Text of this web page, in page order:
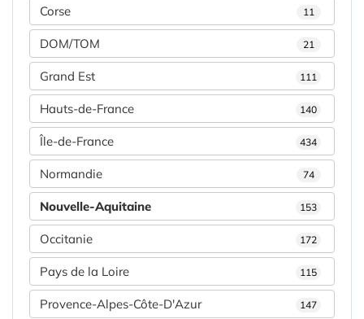
Corse 11
DOM/TOM 21
Grand Est 111
Hauts-de-France 140
Île-de-France 434
Normandie 74
Nouvelle-Aquitaine 153
Occitanie 172
Pays de la Loire 115
Provence-Alpes-Côte-D'Azur 147